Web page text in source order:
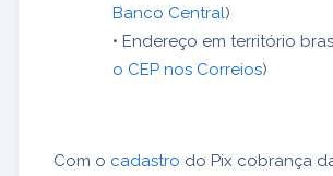
Banco Central)
• Endereço em território
o CEP nos Correios)
Com o cadastro do Pix cobrança